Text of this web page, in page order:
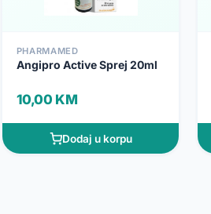
PHARMAMED
Angipro Active Sprej 20ml
10,00 KM
Dodaj u korpu